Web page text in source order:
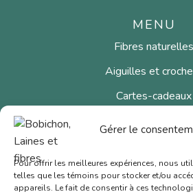
Gérer le
Pour offrir les meilleures expériences, nous
telles que les témoins pour stocker et/ou
appareils. Le fait de consentir à ces
MENU
Fibres naturelles
Aiguilles et
Cartes-cadeaux
Politique de